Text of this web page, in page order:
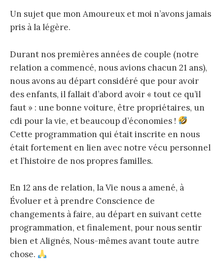
Un sujet que mon Amoureux et moi n’avons jamais
pris à la légère.
Durant nos premières années de couple (notre
relation a commencé, nous avions chacun 21 ans),
nous avons au départ considéré que pour avoir
des enfants, il fallait d’abord avoir « tout ce qu’il
faut » : une bonne voiture, être propriétaires, un
cdi pour la vie, et beaucoup d’économies !
Cette programmation qui était inscrite en nous
était fortement en lien avec notre vécu personnel
et l’histoire de nos propres familles.
En 12 ans de relation, la Vie nous a amené, à
Évoluer et à prendre Conscience de
changements à faire, au départ en suivant cette
programmation, et finalement, pour nous sentir
bien et Alignés, Nous-mêmes avant toute autre
chose.